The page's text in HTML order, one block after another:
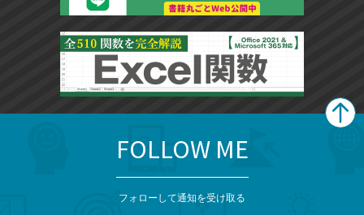
FOLLOW ME
フォローして通知を受け取る